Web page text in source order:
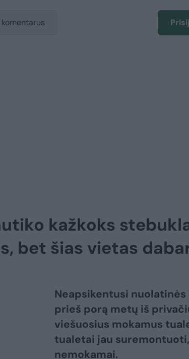
kažkoks
bet šias vietas
Neapsikentusi
prieš porą metų iš
viešuosius mokamus
tualetai jau
nemokamai.